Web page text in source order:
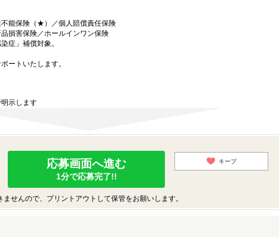
能保険（★）／個人賠償責任保険
損害保険／ホールインワン保険
症」補償対象。
ートいたします。
示します
応募画面へ進む
1分で応募完了!!
キープ
せんので、プリントアウトして保管をお願いします。